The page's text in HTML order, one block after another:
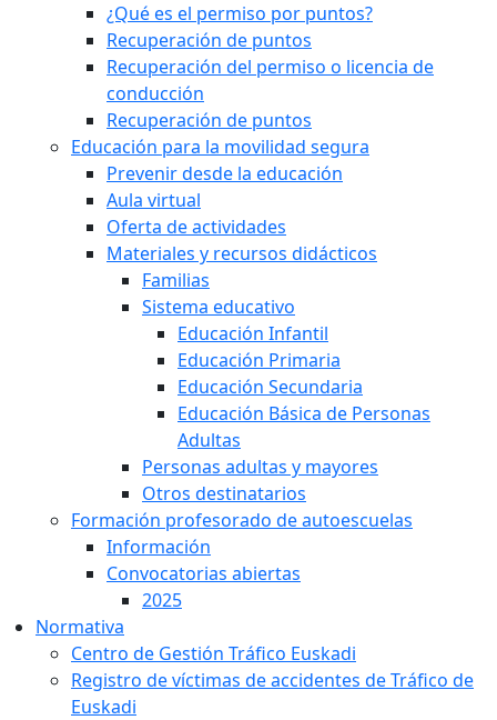
¿Qué es el permiso por puntos?
Recuperación de puntos
Recuperación del permiso o licencia de
conducción
Recuperación de puntos
Educación para la movilidad segura
Prevenir desde la educación
Aula virtual
Oferta de actividades
Materiales y recursos didácticos
Familias
Sistema educativo
Educación Infantil
Educación Primaria
Educación Secundaria
Educación Básica de Personas
Adultas
Personas adultas y mayores
Otros destinatarios
Formación profesorado de autoescuelas
Información
Convocatorias abiertas
2025
Normativa
Centro de Gestión Tráfico Euskadi
Registro de víctimas de accidentes de Tráfico de
Euskadi